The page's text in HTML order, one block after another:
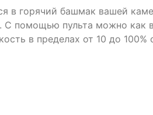
в горячий башмак вашей
С помощью пульта можно как
в пределах от 10 до 100%